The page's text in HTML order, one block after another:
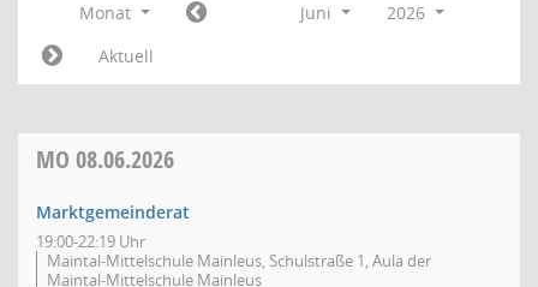
Monat Juni
2026
Aktuell
MO 08.06.2026
Marktgemeinderat
19:00-22:19 Uhr
Maintal-Mittelschule Mainleus, Schulstraße 1, Aula der
Maintal-Mittelschule Mainleus